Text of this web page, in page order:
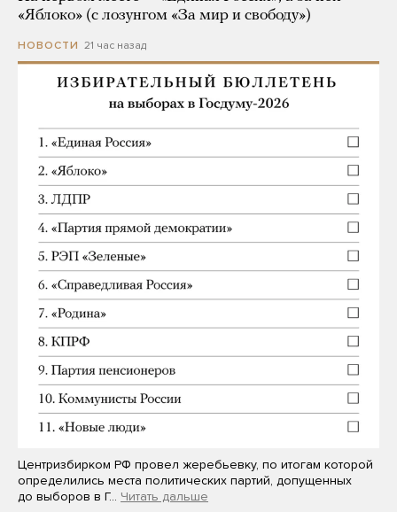
«Яблоко» (с лозунгом «За мир и свободу»)
НОВОСТИ 21 час назад
Центризбирком РФ провел жеребьевку, по итогам которой
определились места политических партий, допущенных
до выборов в Г… Читать дальше